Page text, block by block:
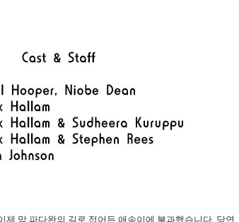
막 파다완의 길로 접어든 애송이에 불과했습니다. 당연